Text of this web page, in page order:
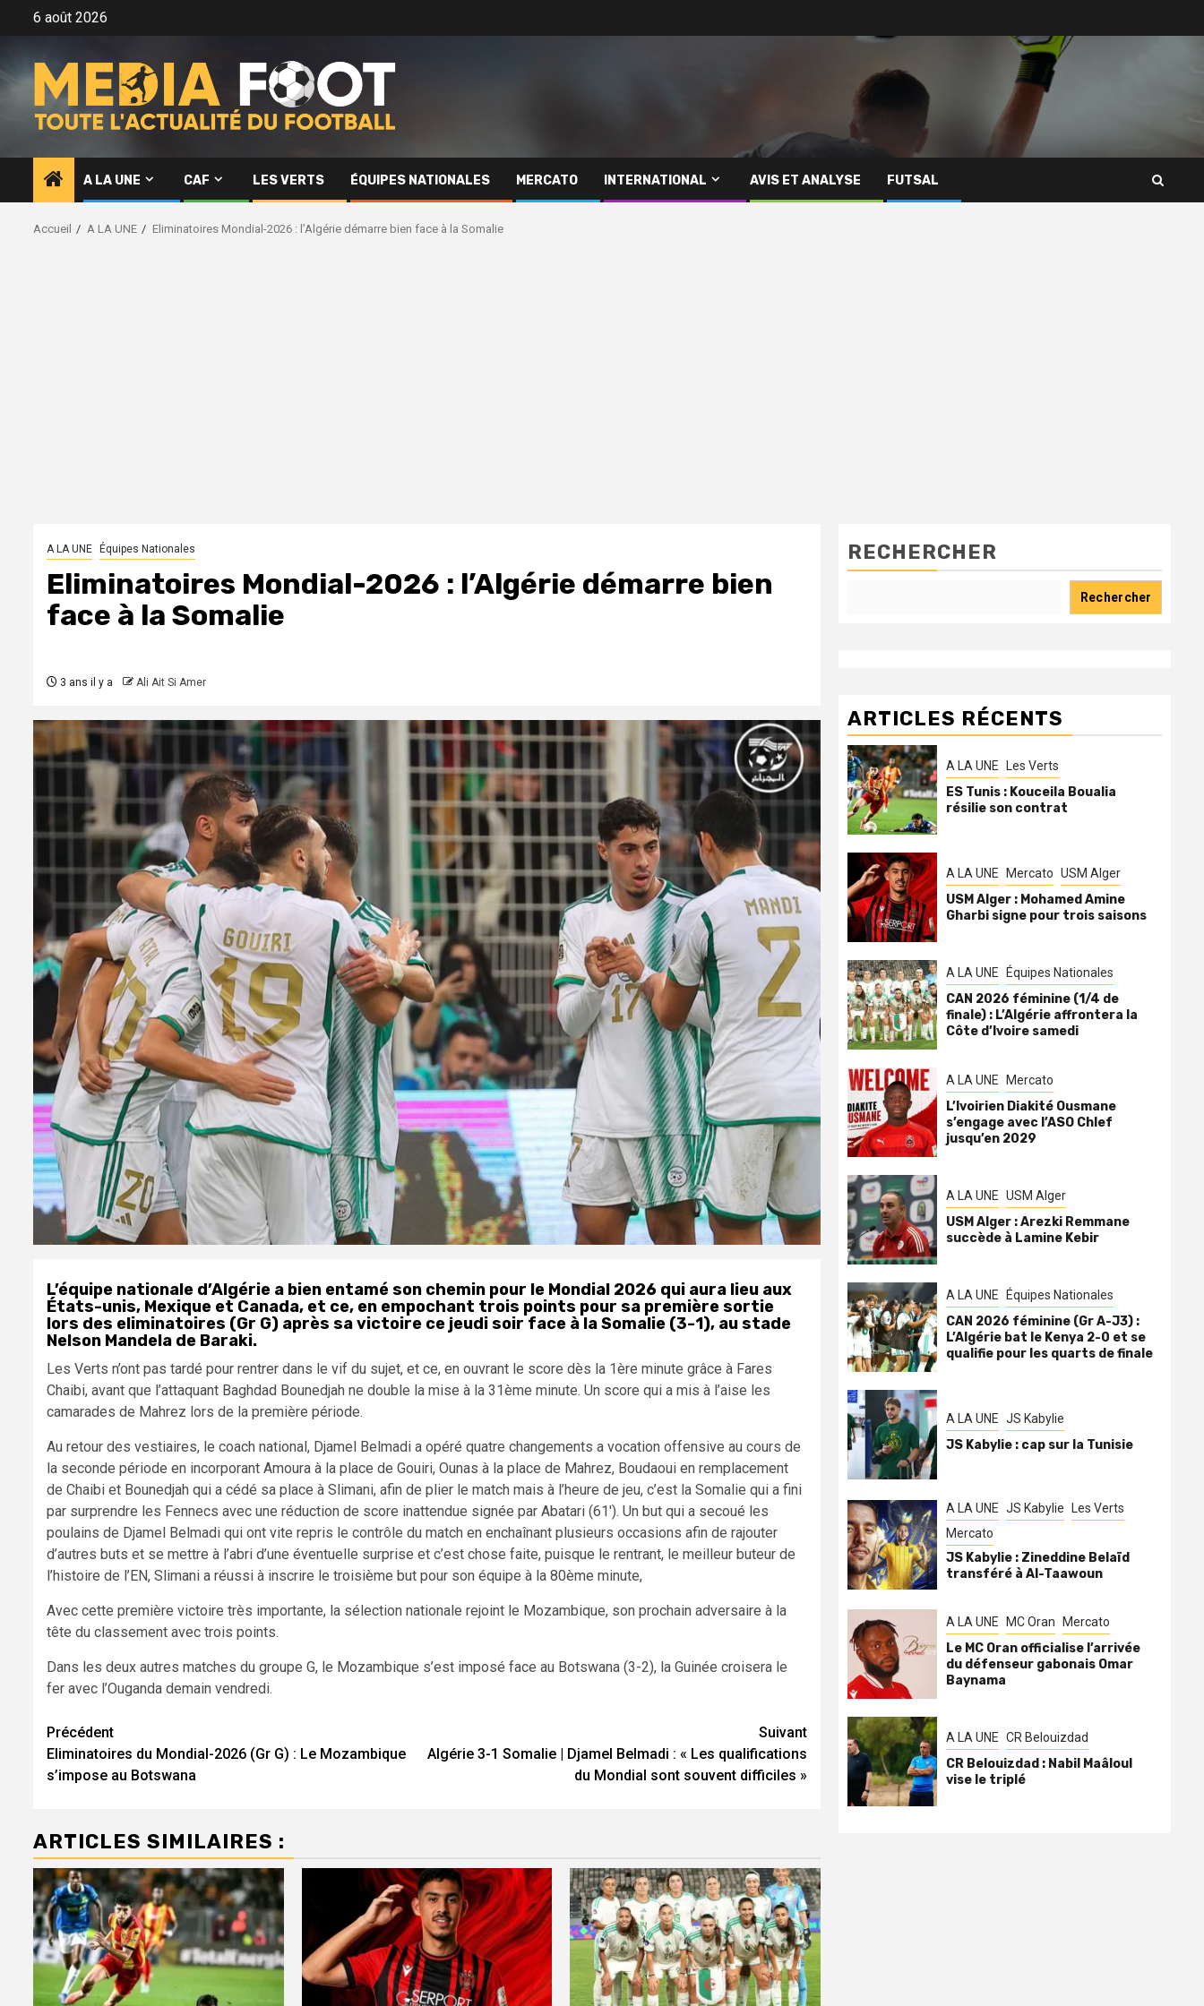
6 août 2026
A LA UNE CAF LES VERTS ÉQUIPES NATIONALES MERCATO INTERNATIONAL AVIS ET ANALYSE FUTSAL
Accueil A LA UNE Eliminatoires Mondial-2026 : l’Algérie démarre bien face à la Somalie
A LA UNE Équipes Nationales
Eliminatoires Mondial-2026 : l’Algérie démarre bien
face à la Somalie
3 ans il y a Ali Ait Si Amer
L’équipe nationale d’Algérie a bien entamé son chemin pour le Mondial 2026 qui aura lieu aux
États-unis, Mexique et Canada, et ce, en empochant trois points pour sa première sortie
lors des eliminatoires (Gr G) après sa victoire ce jeudi soir face à la Somalie (3-1), au stade
Nelson Mandela de Baraki.
Les Verts n’ont pas tardé pour rentrer dans le vif du sujet, et ce, en ouvrant le score dès la 1ère minute grâce à Fares
Chaibi, avant que l’attaquant Baghdad Bounedjah ne double la mise à la 31ème minute. Un score qui a mis à l’aise les
camarades de Mahrez lors de la première période.
Au retour des vestiaires, le coach national, Djamel Belmadi a opéré quatre changements a vocation offensive au cours de
la seconde période en incorporant Amoura à la place de Gouiri, Ounas à la place de Mahrez, Boudaoui en remplacement
de Chaibi et Bounedjah qui a cédé sa place à Slimani, afin de plier le match mais à l’heure de jeu, c’est la Somalie qui a fini
par surprendre les Fennecs avec une réduction de score inattendue signée par Abatari (61′). Un but qui a secoué les
poulains de Djamel Belmadi qui ont vite repris le contrôle du match en enchaînant plusieurs occasions afin de rajouter
d’autres buts et se mettre à l’abri d’une éventuelle surprise et c’est chose faite, puisque le rentrant, le meilleur buteur de
l’histoire de l’EN, Slimani a réussi à inscrire le troisième but pour son équipe à la 80ème minute,
Avec cette première victoire très importante, la sélection nationale rejoint le Mozambique, son prochain adversaire à la
tête du classement avec trois points.
Dans les deux autres matches du groupe G, le Mozambique s’est imposé face au Botswana (3-2), la Guinée croisera le
fer avec l’Ouganda demain vendredi.
Navigation
d’article
Précédent
Eliminatoires du Mondial-2026 (Gr G) : Le Mozambique
s’impose au Botswana
Suivant
Algérie 3-1 Somalie | Djamel Belmadi : « Les qualifications
du Mondial sont souvent difficiles »
ARTICLES SIMILAIRES :
RECHERCHER
Rechercher
ARTICLES RÉCENTS
A LA UNE Les Verts
ES Tunis : Kouceila Boualia
résilie son contrat
A LA UNE Mercato USM Alger
USM Alger : Mohamed Amine
Gharbi signe pour trois saisons
A LA UNE Équipes Nationales
CAN 2026 féminine (1/4 de
finale) : L’Algérie affrontera la
Côte d’Ivoire samedi
A LA UNE Mercato
L’Ivoirien Diakité Ousmane
s’engage avec l’ASO Chlef
jusqu’en 2029
A LA UNE USM Alger
USM Alger : Arezki Remmane
succède à Lamine Kebir
A LA UNE Équipes Nationales
CAN 2026 féminine (Gr A-J3) :
L’Algérie bat le Kenya 2-0 et se
qualifie pour les quarts de finale
A LA UNE JS Kabylie
JS Kabylie : cap sur la Tunisie
A LA UNE JS Kabylie
Les Verts
Mercato
JS Kabylie : Zineddine Belaïd
transféré à Al-Taawoun
A LA UNE MC Oran Mercato
Le MC Oran officialise l’arrivée
du défenseur gabonais Omar
Baynama
A LA UNE CR Belouizdad
CR Belouizdad : Nabil Maâloul
vise le triplé